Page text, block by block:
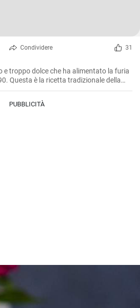
Condividere 31
e troppo dolce che ha alimentato la furia
Questa è la ricetta tradizionale della
morbida e soffice all'interno,
PUBBLICITÀ